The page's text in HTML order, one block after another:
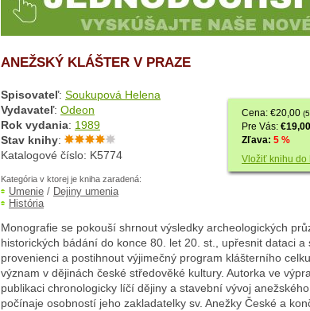
ANEŽSKÝ KLÁŠTER V PRAZE
Cena: €20,00
Pre Vás: €19,00
Zľava: 5 %
Vložiť knihu do
Spisovateľ: Soukupová Helena
Vydavateľ: Odeon
Rok vydania: 1989
Stav knihy:
Katalogové číslo: K5774
Kategória v ktorej je kniha zaradená:
Umenie / Dejiny umenia
História
Monografie se pokouší shrnout výsledky archeologických
historických bádání do konce 80. let 20. st., upřesnit dataci a
provenienci a postihnout výjimečný program klášterního
význam v dějinách české středověké kultury. Autorka ve
publikaci chronologicky líčí dějiny a stavební vývoj
počínaje osobností jeho zakladatelky sv. Anežky České a